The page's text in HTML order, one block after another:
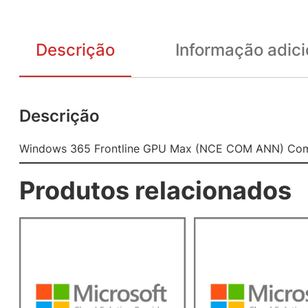
Descrição Informação
Descrição
Windows 365 Frontline GPU Max (NCE COM ANN)
Produtos relacionados